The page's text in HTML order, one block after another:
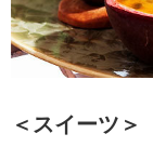
＜スイーツ＞